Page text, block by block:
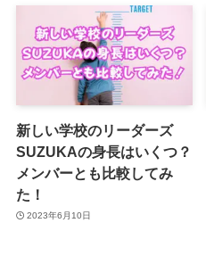
新しい学校のリーダーズ
SUZUKAの身長はいくつ？
メンバーとも比較してみ
た！
2023年6月10日